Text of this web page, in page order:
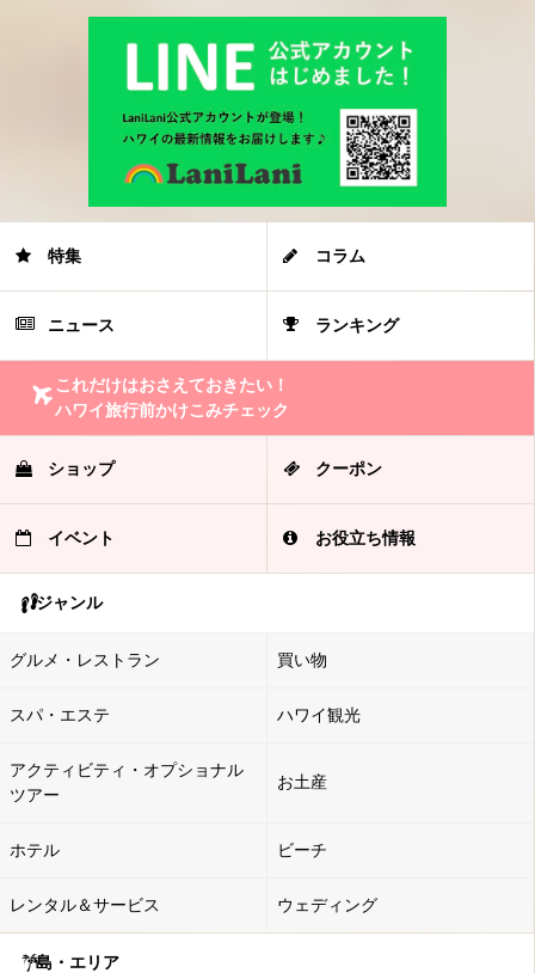
特集 コラム
ニュース ランキング
これだけはおさえておきたい！
ハワイ旅行前かけこみチェック
ショップ クーポン
イベント お役立ち情報
ジャンル
グルメ・レストラン 買い物
スパ・エステ ハワイ観光
アクティビティ・オプショナル
ツアー
お土産
ホテル ビーチ
レンタル＆サービス ウェディング
島・エリア